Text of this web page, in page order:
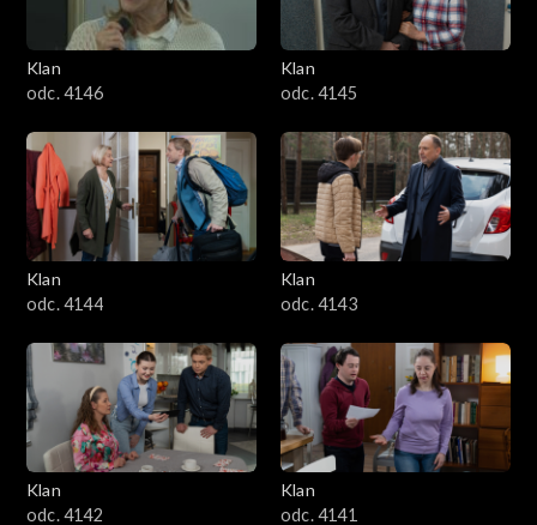
Klan
odc. 4146
Klan
odc. 4145
Klan
odc. 4144
Klan
odc. 4143
Klan
odc. 4142
Klan
odc. 4141